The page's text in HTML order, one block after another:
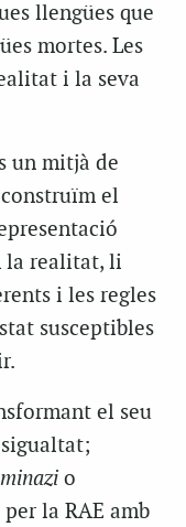
llengües que
mortes. Les
i la seva
un mitjà de
el
la realitat, li
i les regles
susceptibles
el seu
o
la RAE amb